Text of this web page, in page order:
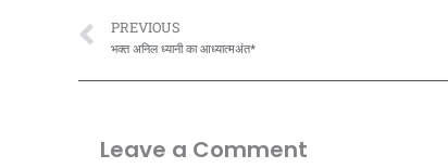
Prev
PREVIOUS
भक्त अनिल ध्यानी का आध्यात्मअंत*
Leave a Comment